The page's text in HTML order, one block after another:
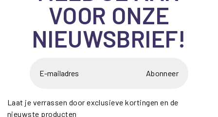
VOOR ONZE
NIEUWSBRIEF!
Abonneer
Laat je verrassen door exclusieve kortingen en de
nieuwste producten